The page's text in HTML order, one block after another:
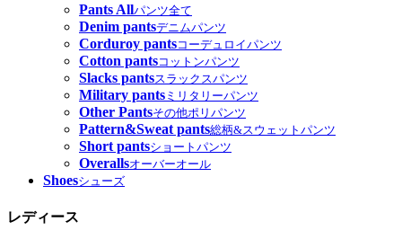
Pants Allパンツ全て
Denim pantsデニムパンツ
Corduroy pantsコーデュロイパンツ
Cotton pantsコットンパンツ
Slacks pantsスラックスパンツ
Military pants ミリタリーパンツ
Other Pantsその他ポリパンツ
Pattern&Sweat pants総柄&スウェットパンツ
Short pantsショートパンツ
Overallsオーバーオール
Shoesシューズ
レディース